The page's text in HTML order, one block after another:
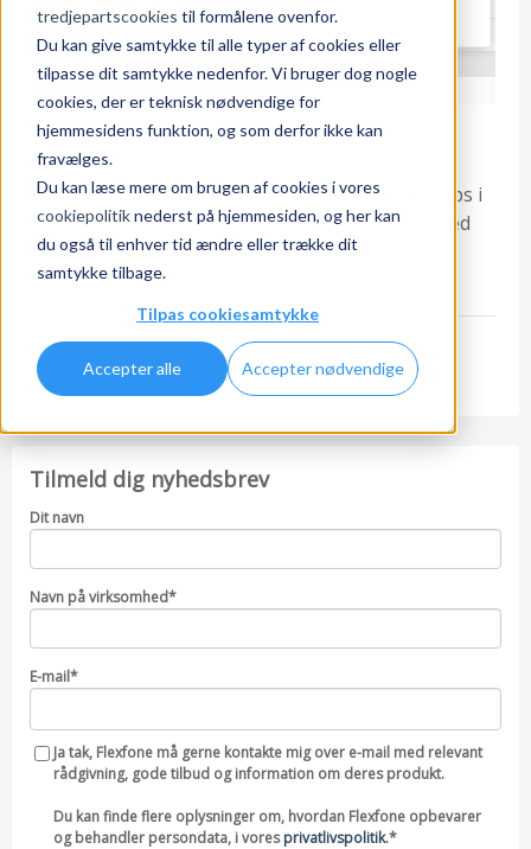
tredjepartscookies til formålene ovenfor.
Du kan give samtykke til alle typer af cookies eller
tilpasse dit samtykke nedenfor. Vi bruger dog nogle
cookies, der er teknisk nødvendige for
hjemmesidens funktion, og som derfor ikke kan
fravælges.
Du kan læse mere om brugen af cookies i vores
cookiepolitiknederst på hjemmesiden, og her kan
du også til enhver tid ændre eller trække dit
samtykke tilbage.
Tilpas cookiesamtykke
Accepter alle Accepter nødvendige
Teams giver dig muligheden for at fastgøre apps i
menulinjen, så du har dine yndlings apps lige ved
hånden, når du arbejder i Teams.
1
Tilmeld dig nyhedsbrev
Dit navn
Navn på virksomhed*
E-mail*
Ja tak, Flexfone må gerne kontakte mig over e-mail med relevant
rådgivning, gode tilbud og information om deres produkt.
Du kan finde flere oplysninger om, hvordan Flexfone opbevarer
og behandler persondata, i voresprivatlivspolitik.*